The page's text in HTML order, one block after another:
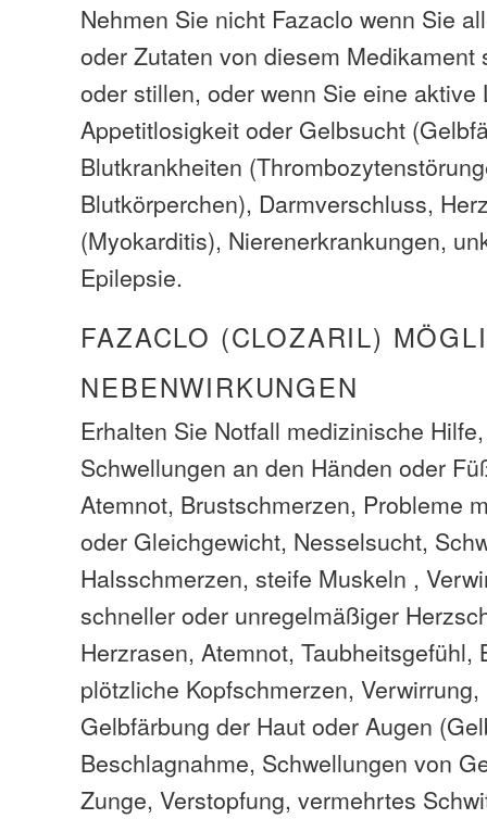
Nehmen Sie nicht Fazaclo wenn Sie
oder Zutaten von diesem Medikament
oder stillen, oder wenn Sie eine aktive
Appetitlosigkeit oder Gelbsucht
Blutkrankheiten
Blutkörperchen), Darmverschluss,
(Myokarditis), Nierenerkrankungen,
Epilepsie.
FAZACLO (CLOZARIL)
NEBENWIRKUNGEN
Erhalten Sie Notfall medizinische
Schwellungen an den Händen oder
Atemnot, Brustschmerzen, Probleme
oder Gleichgewicht, Nesselsucht,
Halsschmerzen, steife Muskeln ,
schneller oder unregelmäßiger
Herzrasen, Atemnot, Taubheitsgefühl,
plötzliche Kopfschmerzen,
Gelbfärbung der Haut oder Augen
Beschlagnahme, Schwellungen von
Zunge, Verstopfung, vermehrtes